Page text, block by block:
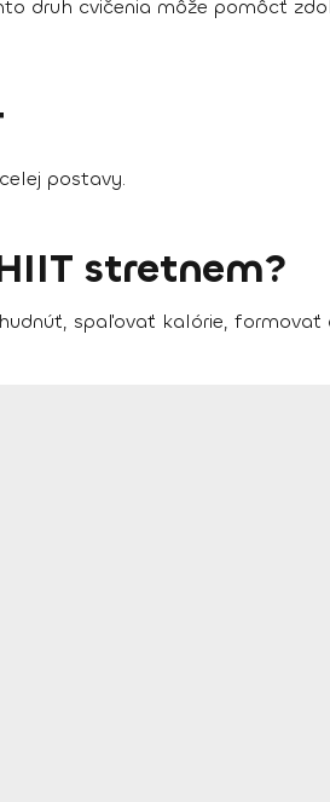
druh cvičenia môže pomôcť
postavy.
stretnem?
spaľovať kalórie, formovať